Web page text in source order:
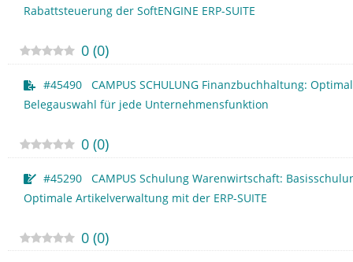
Rabattsteuerung der SoftENGINE ERP-SUITE
0 (0)
#45490 CAMPUS SCHULUNG Finanzbuchhaltung:
Belegauswahl für jede Unternehmensfunktion
0 (0)
#45290 CAMPUS Schulung Warenwirtschaft:
Optimale Artikelverwaltung mit der ERP-SUITE
0 (0)